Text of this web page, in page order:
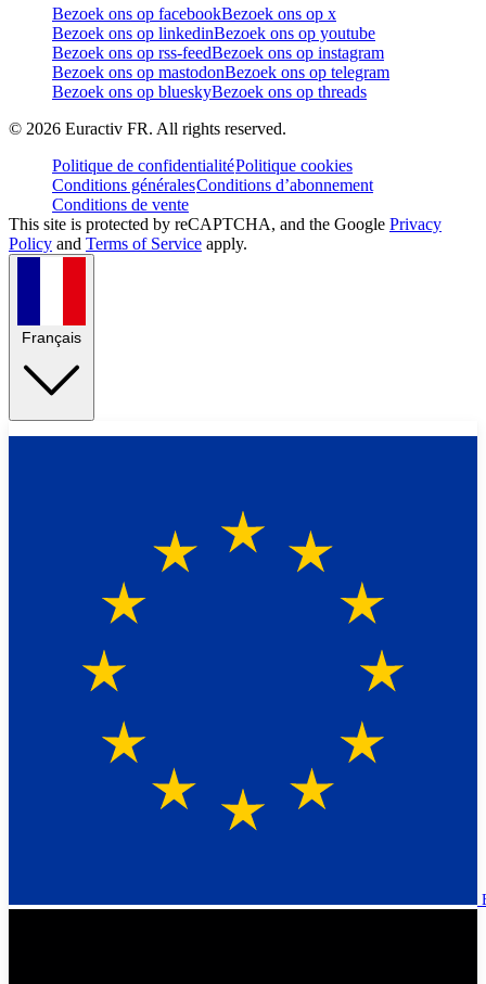
Bezoek ons op facebookBezoek ons op x
Bezoek ons op linkedinBezoek ons op youtube
Bezoek ons op rss-feedBezoek ons op instagram
Bezoek ons op mastodonBezoek ons op telegram
Bezoek ons op blueskyBezoek ons op threads
© 2026 Euractiv FR. All rights reserved.
Politique de confidentialitéPolitique cookies
Conditions généralesConditions d’abonnement
Conditions de vente
This site is protected by reCAPTCHA, and the Google Privacy
Policy and Terms of Service apply.
Français